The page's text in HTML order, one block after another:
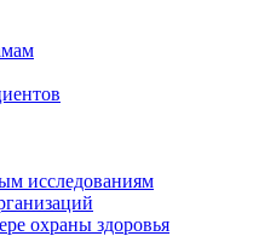
исследованиям
охраны здоровья